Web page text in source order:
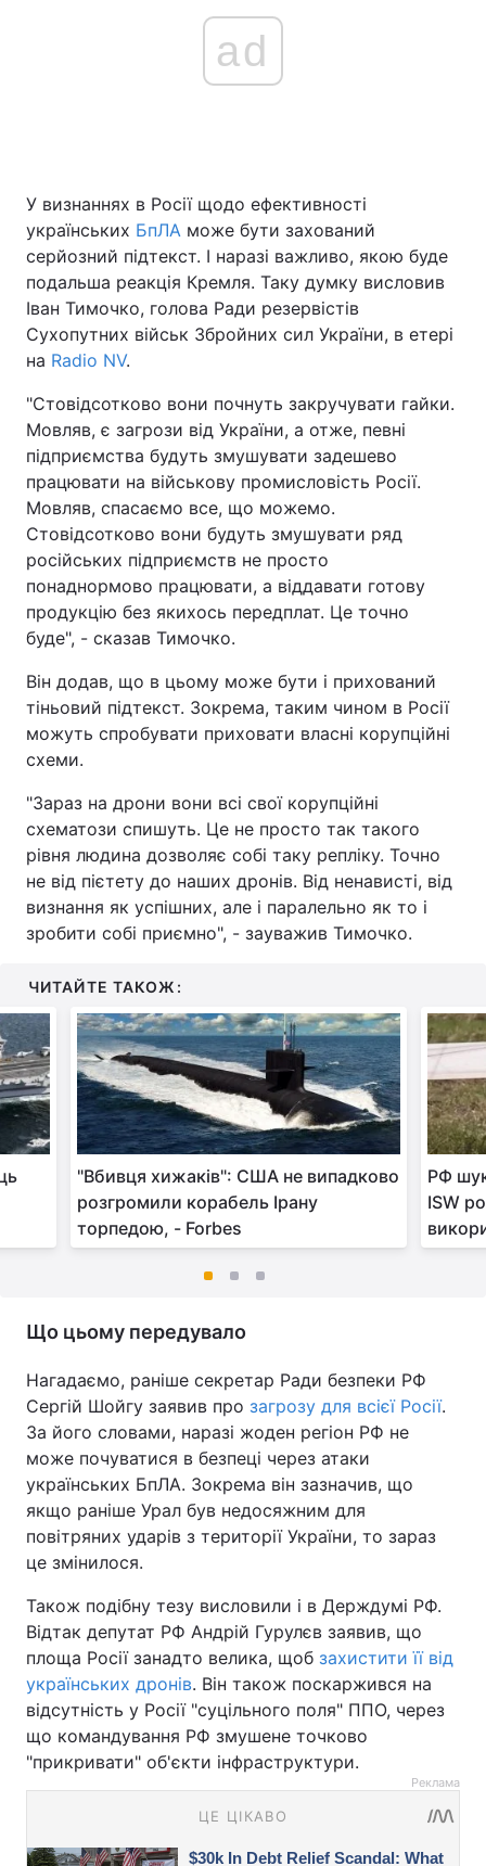
ad
У визнаннях в Росії щодо ефективності
українських БпЛА може бути захований
серйозний підтекст. І наразі важливо, якою буде
подальша реакція Кремля. Таку думку висловив
Іван Тимочко, голова Ради резервістів
Сухопутних військ Збройних сил України, в етері
на Radio NV.
"Стовідсотково вони почнуть закручувати гайки.
Мовляв, є загрози від України, а отже, певні
підприємства будуть змушувати задешево
працювати на військову промисловість Росії.
Мовляв, спасаємо все, що можемо.
Стовідсотково вони будуть змушувати ряд
російських підприємств не просто
понаднормово працювати, а віддавати готову
продукцію без якихось передплат. Це точно
буде", - сказав Тимочко.
Він додав, що в цьому може бути і прихований
тіньовий підтекст. Зокрема, таким чином в Росії
можуть спробувати приховати власні корупційні
схеми.
"Зараз на дрони вони всі свої корупційні
схематози спишуть. Це не просто так такого
рівня людина дозволяє собі таку репліку. Точно
не від пієтету до наших дронів. Від ненависті, від
визнання як успішних, але і паралельно як то і
зробити собі приємно", - зауважив Тимочко.
ЧИТАЙТЕ ТАКОЖ:
"Вбивця хижаків": США не випадково
розгромили корабель Ірану
торпедою, - Forbes
РФ
ISW
Що цьому передувало
Нагадаємо, раніше секретар Ради безпеки РФ
Сергій Шойгу заявив про загрозу для всієї Росії.
За його словами, наразі жоден регіон РФ не
може почуватися в безпеці через атаки
українських БпЛА. Зокрема він зазначив, що
якщо раніше Урал був недосяжним для
повітряних ударів з території України, то зараз
це змінилося.
Також подібну тезу висловили і в Держдумі РФ.
Відтак депутат РФ Андрій Гурулєв заявив, що
площа Росії занадто велика, щоб захистити її від
українських дронів. Він також поскаржився на
відсутність у Росії "суцільного поля" ППО, через
що командування РФ змушене точково
"прикривати" об'єкти інфраструктури.
Реклама